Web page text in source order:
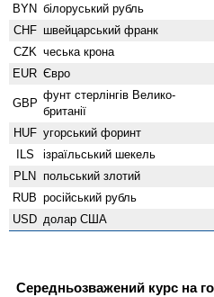
BYN білоруський рубль
CHF швейцарський франк
CZK чеська крона
EUR Євро
GBP
фунт стерлінгів Велико­
британії
HUF угорський форинт
ILS ізраїльський шекель
PLN польський злотий
RUB російський рубль
USD долар США
Середньозважений курс на